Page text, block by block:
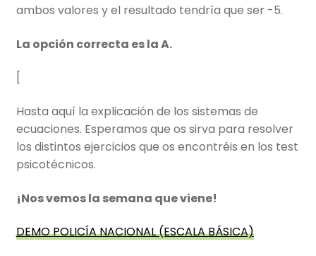
ambos valores y el resultado tendría que ser -5.
La opción correcta es la A.
[
Hasta aquí la explicación de los sistemas de
ecuaciones. Esperamos que os sirva para resolver
los distintos ejercicios que os encontréis en los test
psicotécnicos.
¡Nos vemos la semana que viene!
DEMO POLICÍA NACIONAL (ESCALA BÁSICA)